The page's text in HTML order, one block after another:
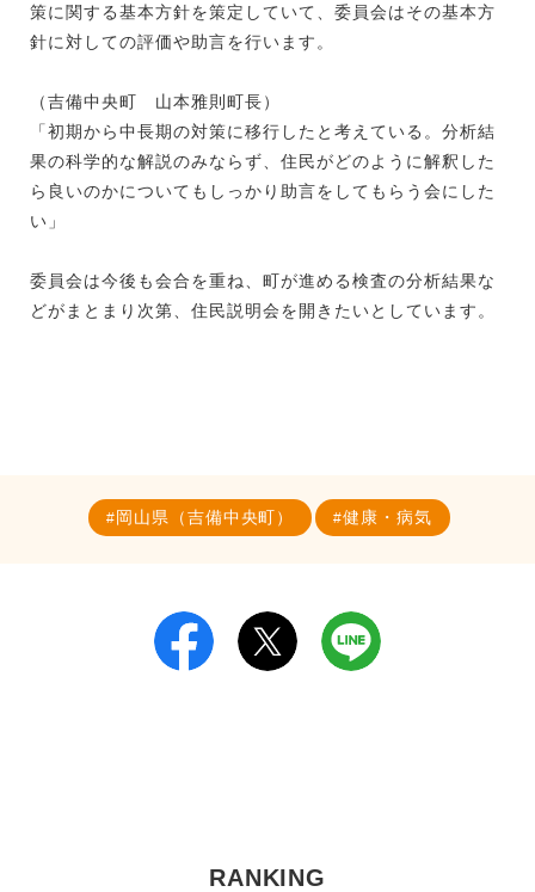
策に関する基本方針を策定していて、委員会はその基本方
針に対しての評価や助言を行います。
（吉備中央町 山本雅則町長）
「初期から中長期の対策に移行したと考えている。分析結
果の科学的な解説のみならず、住民がどのように解釈した
ら良いのかについてもしっかり助言をしてもらう会にした
い」
委員会は今後も会合を重ね、町が進める検査の分析結果な
どがまとまり次第、住民説明会を開きたいとしています。
岡山県（吉備中央町） 健康・病気
RANKING